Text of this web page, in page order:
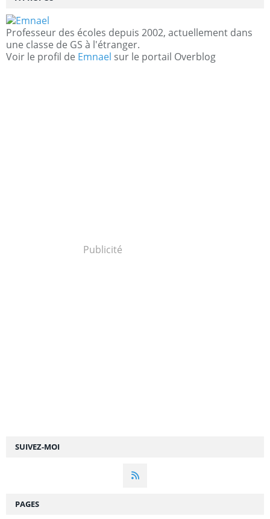
SUIVEZ-MOI
Professeur des écoles depuis 2002, actuellement dans
une classe de GS à l'étranger.
Voir le profil de Emnael sur le portail Overblog
Publicité
PAGES